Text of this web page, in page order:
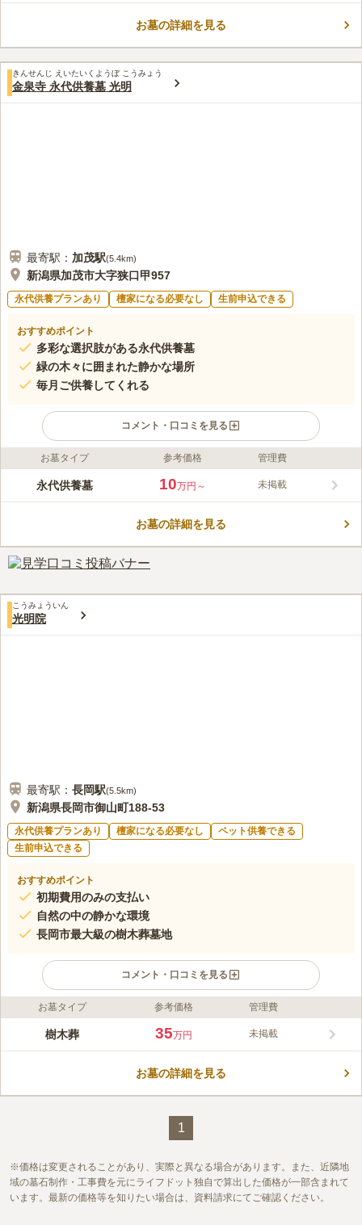
い衝撃体制を持つ「ハニカム構造」が採用され、地震から大切な
遺骨を守ります。お墓の詳細を見る
きんせんじ えいたいくようぼ こうみょう
金泉寺 永代供養墓 光明
最寄駅： 加茂駅(5.4km)
新潟県加茂市大字狭口甲957
永代供養プランあり 檀家になる必要なし 生前申込できる
おすすめポイント
多彩な選択肢がある永代供養墓
緑の木々に囲まれた静かな場所
毎月ご供養してくれる
コメント・口コミを見る
ライフドット編集部のコメント
金泉寺は、戦国時代の名将として知られる上杉謙信が参詣したと
んに整えられているため、車椅子の方でも安心です。 春になる
す。 遠方からお参りする方には駐車場が用意されているので便
利です。
口コミ評価
お墓タイプ 参考価格 管理費
永代供養墓 10万円～ 未掲載
お墓の詳細を見る
こうみょういん
光明院
最寄駅： 長岡駅(5.5km)
新潟県長岡市御山町188-53
永代供養プランあり 檀家になる必要なし
ペット供養できる
生前申込できる
おすすめポイント
初期費用のみの支払い
自然の中の静かな環境
長岡市最大級の樹木葬墓地
コメント・口コミを見る
ライフドット編集部のコメント
緑に恵まれた地にある、佛心宗の寺院です。最寄り駅からはやや
全てに永代供養が付いています。そのため、後継者がいない、将
この霊園はまだ誰からも評価されていません。
お墓タイプ 参考価格 管理費
樹木葬 35万円 未掲載
お墓の詳細を見る
1
価格は変更されることがあり、実際と異なる場合があります。また、近隣地
域の墓石制作・工事費を元にライフドット独自で算出した価格が一部含まれて
います。最新の価格等を知りたい場合は、資料請求にてご確認ください。